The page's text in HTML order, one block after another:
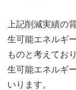
上記削減実績の
生可能エネルギ
ものと考えてお
生可能エネルギ
いります。